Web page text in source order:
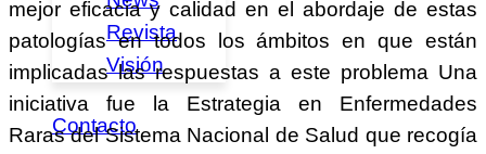
Revista
Visión
Contacto
mejor eficacia y calidad en el abordaje de estas
patologías en todos los ámbitos en que están
implicadas las respuestas a este problema Una
iniciativa fue la Estrategia en Enfermedades
Raras del Sistema Nacional de Salud que recogía